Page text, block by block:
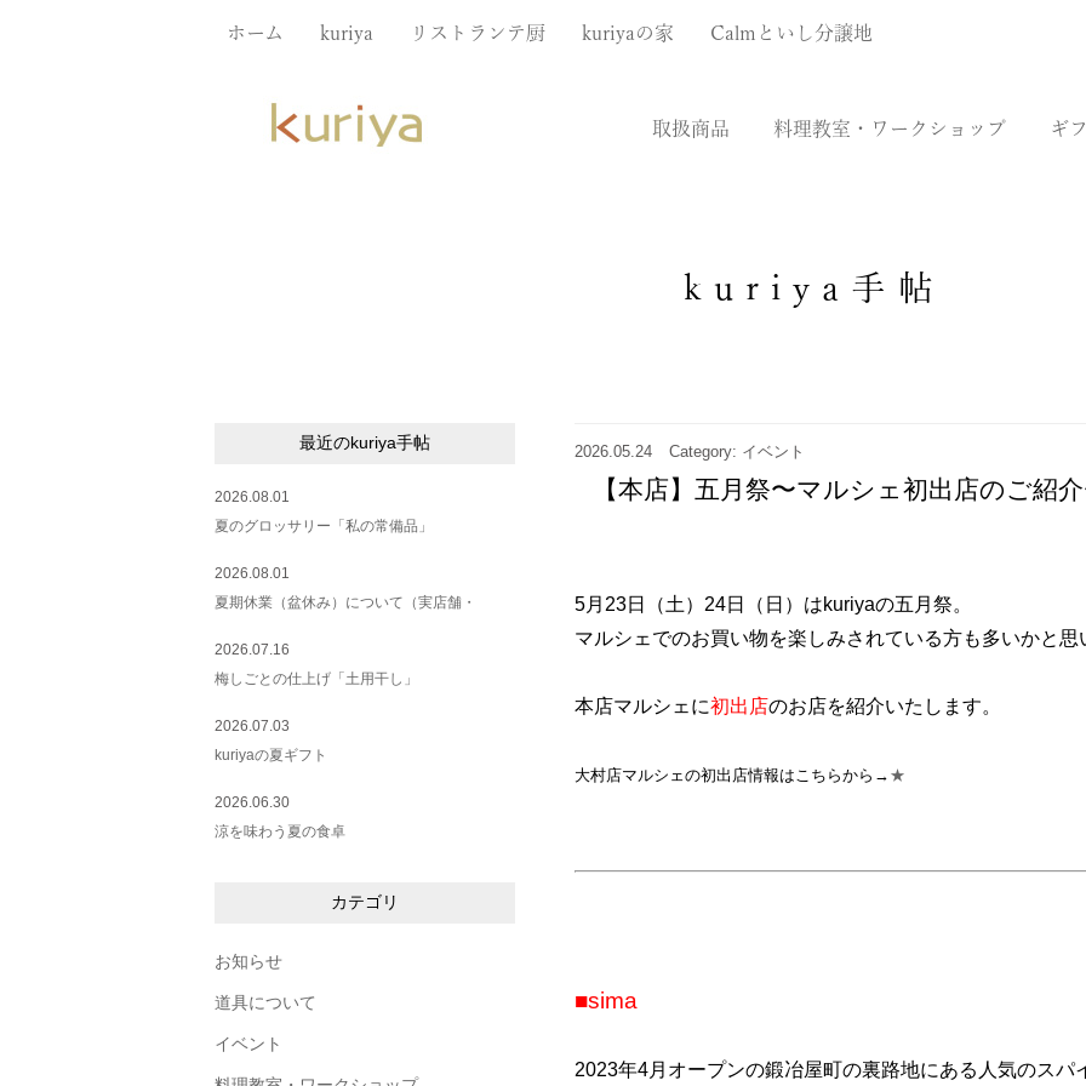
ホーム kuriya リストランテ厨 kuriyaの家 Calmといし分譲地
取扱商品 料理教室・ワークショップ ギ
kuriya手帖
2026.05.24 Category: イベント
【本店】五月祭〜マルシェ初出店のご紹介
5月23日（土）24日（日）はkuriyaの五月祭。
マルシェでのお買い物を楽しみされている方も多いかと思
本店マルシェに初出店のお店を紹介いたします。
大村店マルシェの初出店情報はこちらから→ ★
■sima
2023年4月オープンの鍛冶屋町の裏路地にある人気のスパ
最近のkuriya手帖
2026.08.01
夏のグロッサリー「私の常備品」
2026.08.01
夏期休業（盆休み）について（実店舗・
2026.07.16
梅しごとの仕上げ「土用干し」
2026.07.03
kuriyaの夏ギフト
2026.06.30
涼を味わう夏の食卓
カテゴリ
お知らせ
道具について
イベント